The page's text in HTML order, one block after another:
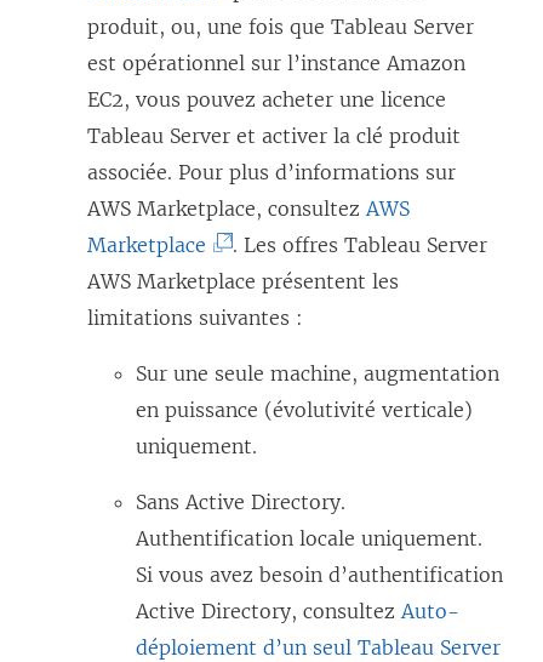
l
e
f
e
n
ê
t
r
e
)
e
n
o
u
v
e
l
l
f
e
t
r
e
)
d
a
n
s
u
n
e
n
o
v
e
l
l
e
f
e
n
L
e
l
i
e
n
s
’
o
d
a
n
s
u
produit, ou, une fois que Tableau Server
est opérationnel sur l’instance Amazon
EC2, vous pouvez acheter une licence
Tableau Server et activer la clé produit
associée. Pour plus d’informations sur
AWS Marketplace, consultezAWS
Marketplace
L
e
s
’
o
u
v
. Les offres Tableau Server
AWS Marketplace présentent les
limitations suivantes :
Sur une seule machine, augmentation
en puissance (évolutivité verticale)
uniquement.
Sans Active Directory.
Authentification locale uniquement.
Si vous avez besoin d’authentification
Active Directory, consultezAuto-
déploiement d’un seul Tableau Server